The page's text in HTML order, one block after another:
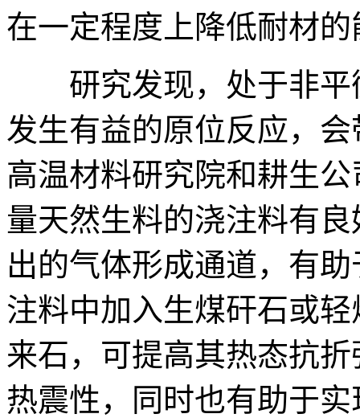
在一定程度上降低耐材的
研究发现，处于非平
发生有益的原位反应，
高温材料研究院和耕生
量天然生料的浇注料有
出的气体形成通道，有
注料中加入生煤矸石或
来石，可提高其热态抗
热震性，同时也有助于